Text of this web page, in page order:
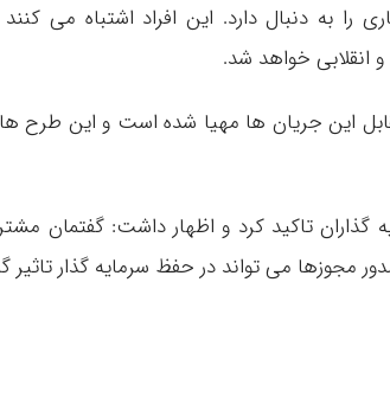
را به دنبال دارد. این افراد اشتباه می
خواهد شد.
این جریان ها مهیا شده است و این
گذاران تاکید کرد و اظهار داشت: گفتمان
مجوزها می تواند در حفظ سرمایه گذار تاثیر